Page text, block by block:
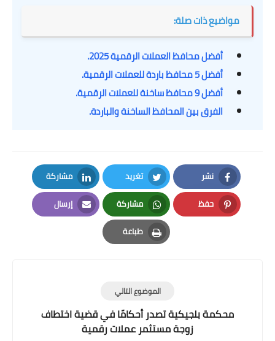
مواضيع ذات صلة:
أفضل محافظ العملات الرقمية 2025.
أفضل 5 محافظ باردة للعملات الرقمية.
أفضل 9 محافظ ساخنة للعملات الرقمية.
الفرق بين المحافظ الساخنة والباردة.
نشر
Facebook
تغريد
Twitter
مشاركة
LinkedIn
حفظ
Pinterest
مشاركة
Whatsapp
إرسال
Email
طباعة
Print
الموضوع التالي
محكمة بلجيكية تصدر أحكامًا في قضية اختطاف
زوجة مستثمر عملات رقمية